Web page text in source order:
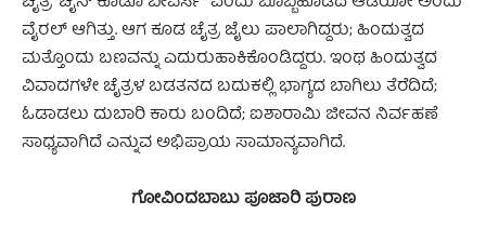
ವೈರಲ್ ಆಗಿತ್ತು. ಆಗ ಕೂಡ ಚೈತ್ರ ಜೈಲು ಪಾಲಾಗಿದ್ದರು; ಹಿಂದುತ್ವದ
ಮತ್ತೊಂದು ಬಣವನ್ನು ಎದುರುಹಾಕಿಕೊಂಡಿದ್ದರು. ಇಂಥ ಹಿಂದುತ್ವದ
ವಿವಾದಗಳೇ ಚೈತ್ರಳ ಬಡತನದ ಬದುಕಲ್ಲಿ ಭಾಗ್ಯದ ಬಾಗಿಲು ತೆರೆದಿದೆ;
ಓಡಾಡಲು ದುಬಾರಿ ಕಾರು ಬಂದಿದೆ; ಐಶಾರಾಮಿ ಜೀವನ ನಿರ್ವಹಣೆ
ಸಾಧ್ಯವಾಗಿದೆ ಎನ್ನುವ ಅಭಿಪ್ರಾಯ ಸಾಮಾನ್ಯವಾಗಿದೆ.
ಗೋವಿಂದಬಾಬು ಪೂಜಾರಿ ಪುರಾಣ